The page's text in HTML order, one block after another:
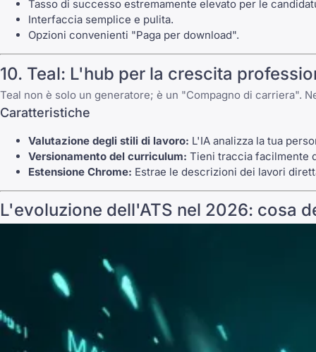
Tasso di successo estremamente elevato per le
Interfaccia semplice e pulita.
Opzioni convenienti "Paga per download".
10. Teal: L'hub per la crescita
Teal non è solo un generatore; è un "Compagno di carriera".
Caratteristiche
Valutazione degli stili di lavoro: L'IA analizza la tua
Versionamento del curriculum: Tieni traccia facilmente
Estensione Chrome: Estrae le descrizioni dei lavori
L'evoluzione dell'ATS nel 2026: cosa